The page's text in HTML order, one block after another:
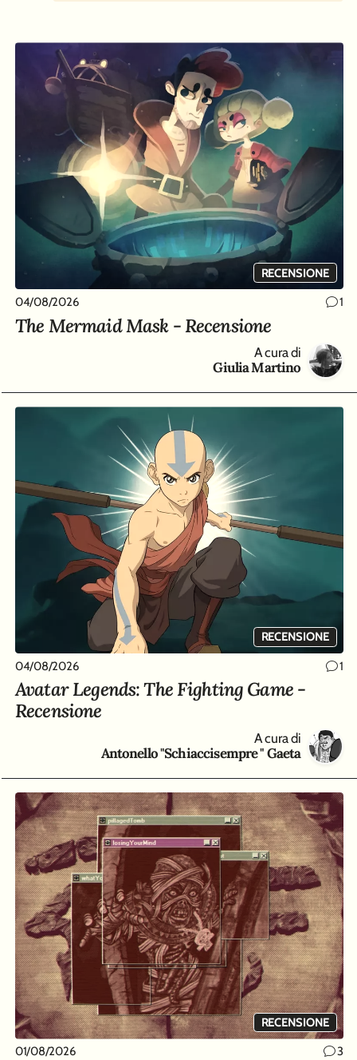
RECENSIONE
04/08/2026 1
The Mermaid Mask - Recensione
A cura di
Giulia Martino
RECENSIONE
04/08/2026 1
Avatar Legends: The Fighting Game -
Recensione
A cura di
Antonello "Schiaccisempre " Gaeta
RECENSIONE
01/08/2026 3